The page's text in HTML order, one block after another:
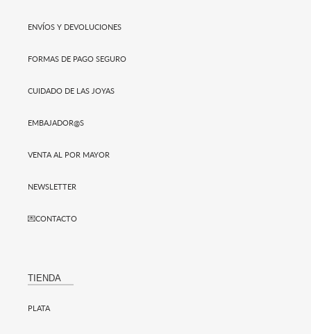
ENVÍOS Y DEVOLUCIONES
FORMAS DE PAGO SEGURO
CUIDADO DE LAS JOYAS
EMBAJADOR@S
VENTA AL POR MAYOR
NEWSLETTER
💌CONTACTO
TIENDA
PLATA